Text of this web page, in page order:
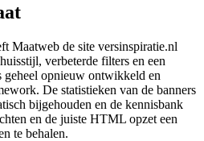
Maatweb de site versinspiratie.nl
verbeterde filters en een
geheel opnieuw ontwikkeld en
De statistieken van de banners
bijgehouden en de kennisbank
en de juiste HTML opzet een
te behalen.